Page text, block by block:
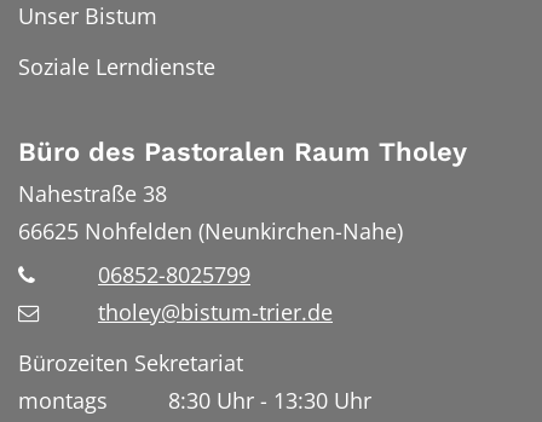
Unser Bistum
Soziale Lerndienste
Büro des Pastoralen Raum Tholey
Nahestraße 38
66625 Nohfelden (Neunkirchen-Nahe)
06852-8025799
tholey@bistum-trier.de
Bürozeiten Sekretariat
montags 8:30 Uhr - 13:30 Uhr